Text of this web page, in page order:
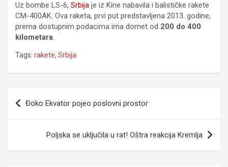
Uz bombe LS-6, Srbija je iz Kine nabavila i balističke rakete
CM-400AK. Ova raketa, prvi put predstavljena 2013. godine,
prema dostupnim podacima ima domet od 200 do 400
kilometara.
Tags: rakete, Srbija
Navigacija
članaka
Đoko Ekvator pojeo poslovni prostor
Poljska se uključila u rat! Oštra reakcija Kremlja